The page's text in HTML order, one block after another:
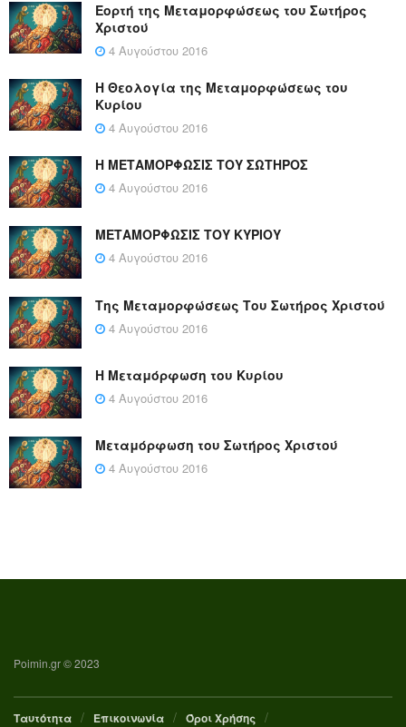
Εορτή της Μεταμορφώσεως του Σωτήρος
Χριστού
4 Αυγούστου 2016
Η Θεολογία της Μεταμορφώσεως του
Κυρίου
4 Αυγούστου 2016
Η ΜΕΤΑΜΟΡΦΩΣΙΣ ΤΟΥ ΣΩΤΗΡΟΣ
4 Αυγούστου 2016
ΜΕΤΑΜΟΡΦΩΣΙΣ ΤΟΥ ΚΥΡΙΟΥ
4 Αυγούστου 2016
Της Μεταμορφώσεως Του Σωτήρος Χριστού
4 Αυγούστου 2016
Η Μεταμόρφωση του Κυρίου
4 Αυγούστου 2016
Μεταμόρφωση του Σωτήρος Χριστού
4 Αυγούστου 2016
Poimin.gr © 2023
Ταυτότητα Επικοινωνία Όροι Χρήσης